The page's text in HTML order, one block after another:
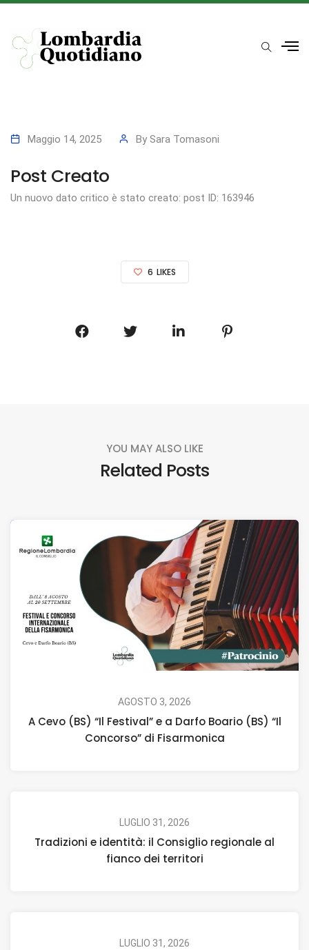
Maggio 14, 2025 By Sara Tomasoni
Post Creato
Un nuovo dato critico è stato creato: post ID: 163946
6 LIKES
YOU MAY ALSO LIKE
Related Posts
AGOSTO 3, 2026
A Cevo (BS) “Il Festival” e a Darfo Boario (BS) “Il
Concorso” di Fisarmonica
LUGLIO 31, 2026
Tradizioni e identità: il Consiglio regionale al
fianco dei territori
LUGLIO 31, 2026